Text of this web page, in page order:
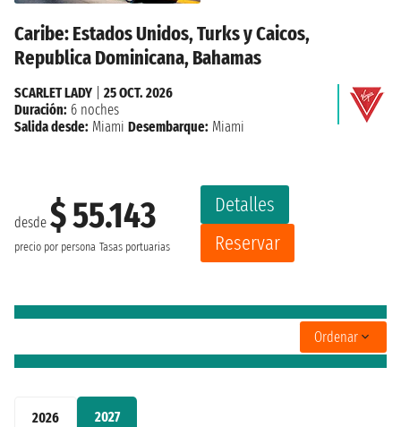
2026 2027
Caribe: Estados Unidos, Turks y Caicos,
Republica Dominicana, Bahamas
desde $ 55.143
precio por persona Tasas portuarias
Detalles
Reservar
SCARLET LADY
25 OCT. 2026
Duración: 6 noches
Salida desde: Miami Desembarque: Miami
Ordenar